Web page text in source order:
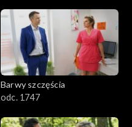
Barwy szczęścia
odc. 1747